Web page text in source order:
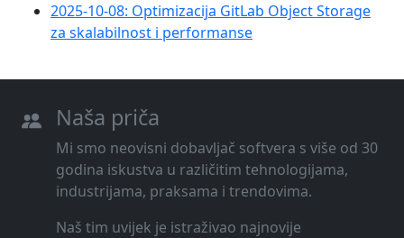
2025-10-08: Optimizacija GitLab Object Storage
za skalabilnost i performanse
Naša priča
Mi smo neovisni dobavljač softvera s više od 30
godina iskustva u različitim tehnologijama,
industrijama, praksama i trendovima.
Naš tim uvijek je istraživao najnovije